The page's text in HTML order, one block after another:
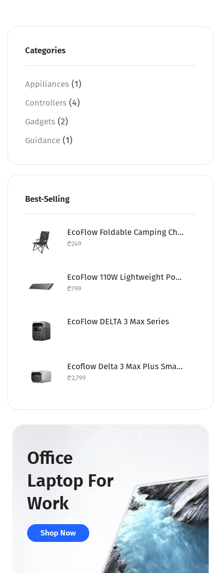
Categories
Appiliances (1)
Controllers (4)
Gadgets (2)
Guidance (1)
Best-Selling
EcoFlow Foldable Camping Chair
₾249
EcoFlow 110W Lightweight Portable Solar Panel
₾799
EcoFlow DELTA 3 Max Series
Ecoflow Delta 3 Max Plus Smart Extra Battery
₾2,799
Office
Laptop For
Work
Shop Now